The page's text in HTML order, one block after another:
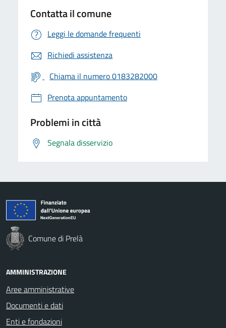
Contatta il comune
Leggi le domande frequenti
Richiedi assistenza
Chiama il numero 0183282000
Prenota appuntamento
Problemi in città
Segnala disservizio
Comune di Prelà
AMMINISTRAZIONE
Aree amministrative
Documenti e dati
Enti e fondazioni